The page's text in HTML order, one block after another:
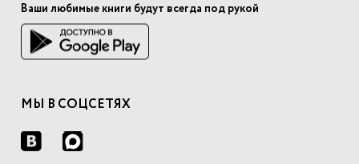
Ваши любимые книги будут всегда под рукой
МЫ В СОЦСЕТЯХ